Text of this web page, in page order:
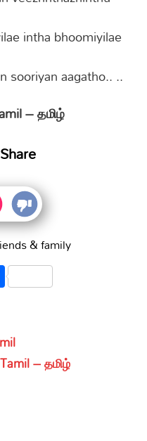
intha bhoomiyilae
sooriyan aagatho.. ..
– தமிழ்
& family
Share
– தமிழ்